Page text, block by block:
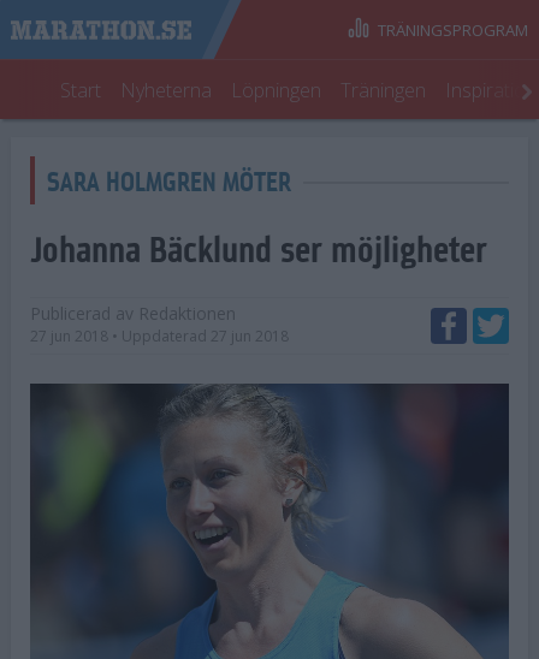
Start Nyheterna Löpningen Träningen
TRÄNINGSPROGRAM
SARA HOLMGREN MÖTER
Johanna Bäcklund ser möjligheter
Publicerad av Redaktionen
27 jun 2018 • Uppdaterad 27 jun 2018